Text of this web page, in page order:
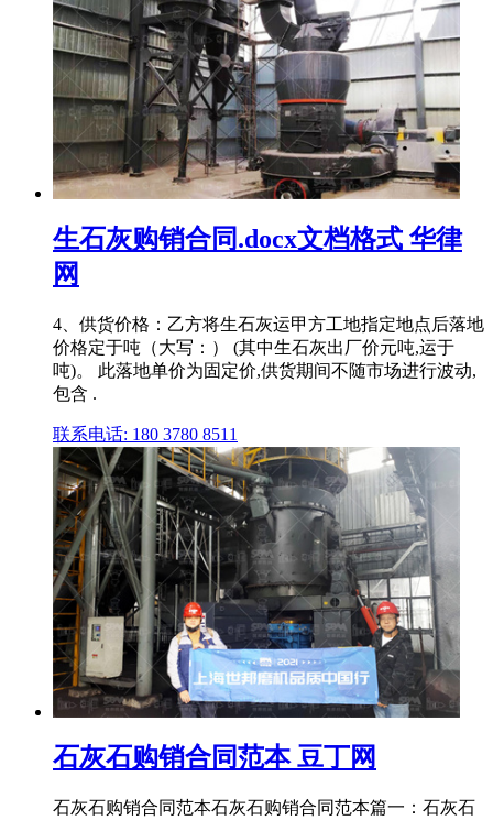
生石灰购销合同.docx文档格式 华律
网
4、供货价格：乙方将生石灰运甲方工地指定地点后落地
价格定于吨（大写：） (其中生石灰出厂价元吨,运于
吨)。 此落地单价为固定价,供货期间不随市场进行波动,
包含 .
联系电话: 180 3780 8511
石灰石购销合同范本 豆丁网
石灰石购销合同范本石灰石购销合同范本篇一：石灰石